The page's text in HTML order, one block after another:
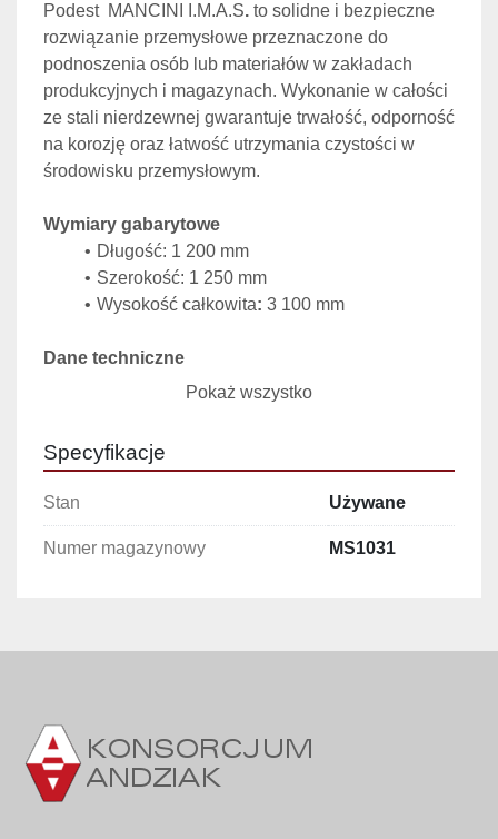
Podest  MANCINI I.M.A.S. to solidne i bezpieczne
rozwiązanie przemysłowe przeznaczone do
podnoszenia osób lub materiałów w zakładach
produkcyjnych i magazynach. Wykonanie w całości
ze stali nierdzewnej gwarantuje trwałość, odporność
na korozję oraz łatwość utrzymania czystości w
środowisku przemysłowym.
Wymiary gabarytowe
Długość: 1 200 mm
Szerokość: 1 250 mm
Wysokość całkowita: 3 100 mm
Dane techniczne
Producent: MANCINI I.M.A.S., Amandola,
Moc silnika: 1,1 kW
Wysokość barierki podestu: 1 050 mm
Wymiary podestu: 850 mm × 1 030 mm
Wysokość podnoszenia: 1 100 mm
produkcyjnych,
Bezpieczne stanowiska robocze przy
Pokaż wszystko
Specyfikacje
Stan Używane
Numer magazynowy MS1031